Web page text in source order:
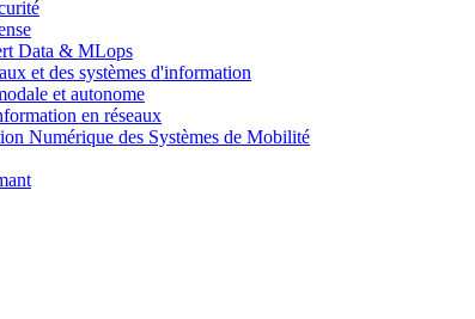
Data & MLops
et des systèmes d'information
et autonome
en réseaux
Numérique des Systèmes de Mobilité